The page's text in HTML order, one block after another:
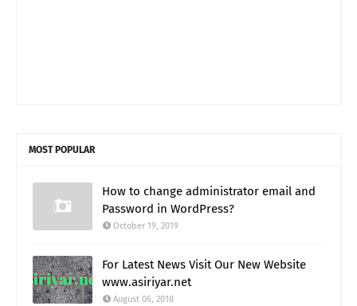
MOST POPULAR
How to change administrator email and
Password in WordPress?
October 19, 2019
For Latest News Visit Our New Website
www.asiriyar.net
August 06, 2018